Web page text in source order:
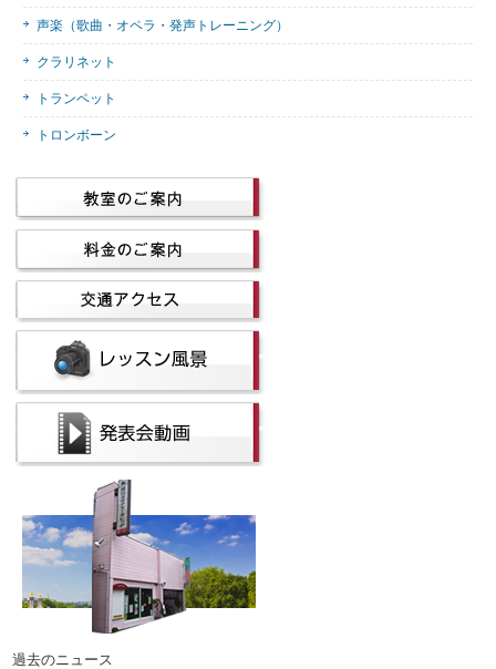
声楽（歌曲・オペラ・発声トレーニング）
クラリネット
トランペット
トロンボーン
過去のニュース